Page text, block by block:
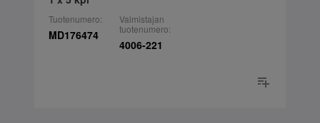
Tuotenumero:
MD176474
Valmistajan
tuotenumero:
4006-221